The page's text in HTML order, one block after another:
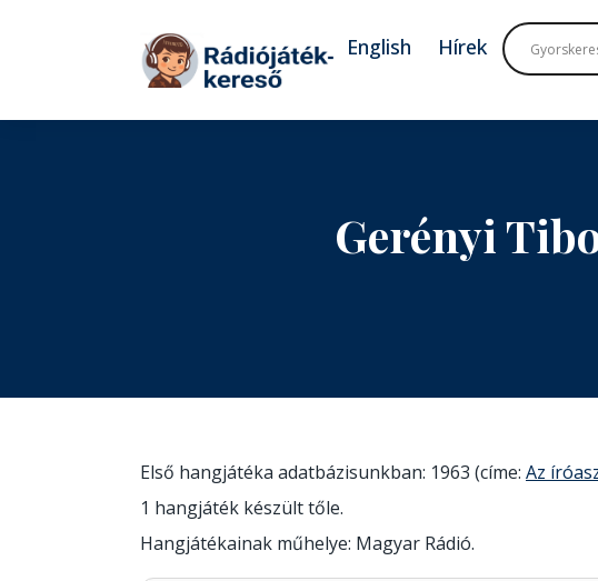
Tovább a tartalomhoz
English Hírek
Gerényi
Első hangjátéka adatbázisunkban: 1963 (címe: Az
1 hangjáték készült tőle.
Hangjátékainak műhelye: Magyar Rádió.